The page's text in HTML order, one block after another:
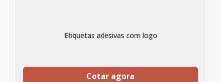
Etiquetas adesivas com logo
Cotar agora